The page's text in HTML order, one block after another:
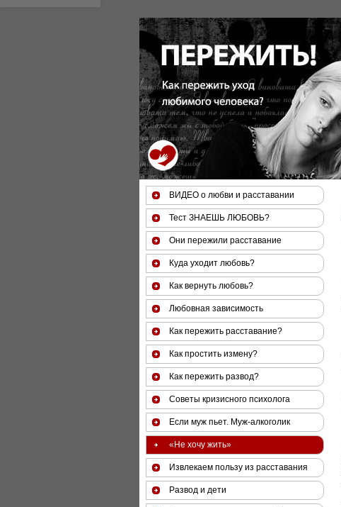
За 50 минут Вы можете
ВИДЕО о любви и расставании
Тест ЗНАЕШЬ ЛЮБОВЬ?
Они пережили расставание
Куда уходит любовь?
Как вернуть любовь?
Любовная зависимость
Как пережить расставание?
Как простить измену?
Как пережить развод?
Советы кризисного психолога
Если муж пьет. Муж-алкоголик
«Не хочу жить»
Извлекаем пользу из расставания
Развод и дети